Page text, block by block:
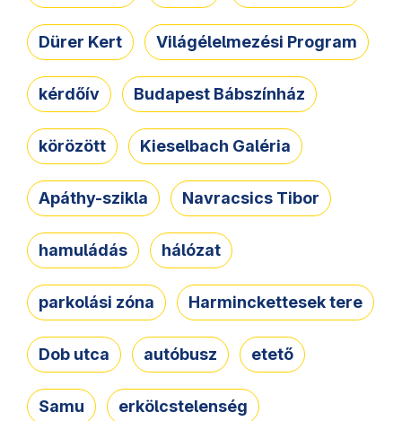
Dürer Kert Világélelmezési Program
kérdőív Budapest Bábszínház
körözött Kieselbach Galéria
Apáthy-szikla Navracsics Tibor
hamuládás hálózat
parkolási zóna Harminckettesek tere
Dob utca autóbusz etető
Samu erkölcstelenség